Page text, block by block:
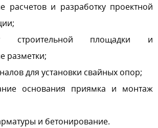
расчетов и разработку проектной
строительной площадки и
разметки;
для установки свайных опор;
основания приямка и монтаж
и бетонирование.